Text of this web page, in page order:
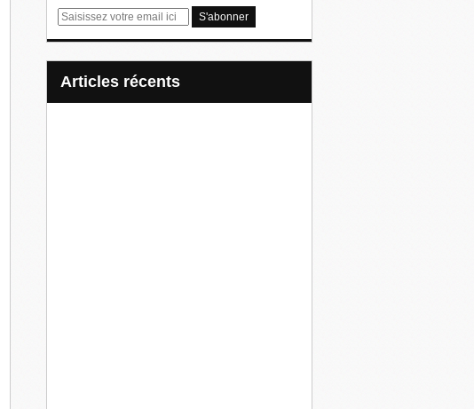
E
articles récents